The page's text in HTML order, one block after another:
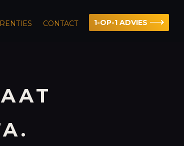
CONTACT 1-OP-1 ADVIES